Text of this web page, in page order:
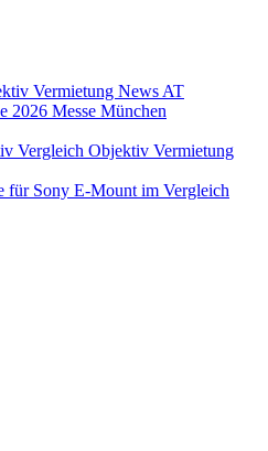
2026 Messe München
für Sony E-Mount im Vergleich